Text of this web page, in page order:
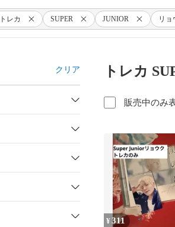
トレカ SUPER JUNIOR リョ
クリア トレカ
販売中のみ
¥311